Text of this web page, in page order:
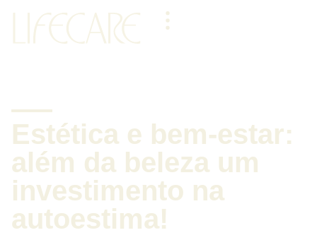
Estética e bem-estar:
além da beleza um
investimento na
autoestima!